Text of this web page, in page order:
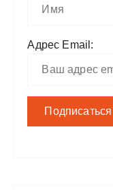
Адрес Email: